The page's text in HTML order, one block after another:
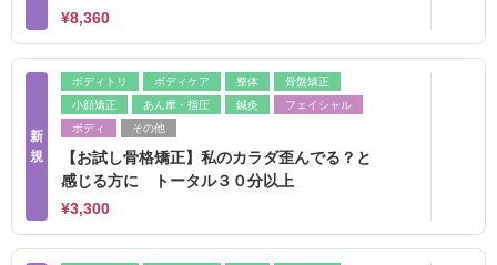
¥8,360
新
規
ボディトリ ボディケア 整体
骨盤矯正
小顔矯正
あん摩・指圧 鍼灸
フェイシャル
ボディ
その他
【お試し骨格矯正】私のカラダ歪んでる？と
感じる方に トータル３０分以上
¥3,300